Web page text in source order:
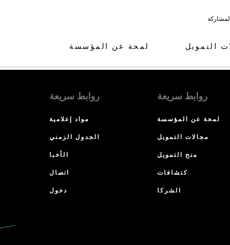
لمحة عن المؤسسة التمويل
روابط سريعة
مواد إعلامية
الجدول الزمني
الأخبا
اتصال
دخول
روابط سريعة
لمحة عن المؤسسة
مجالات التمويل
منح التمويل
كتشافات
الشركا